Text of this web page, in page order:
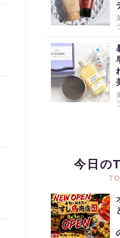
今日の